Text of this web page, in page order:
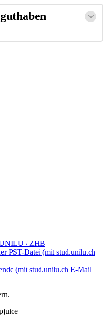
UNILU / ZHB
PST-Datei (mit stud.unilu.ch
(mit stud.unilu.ch E-Mail